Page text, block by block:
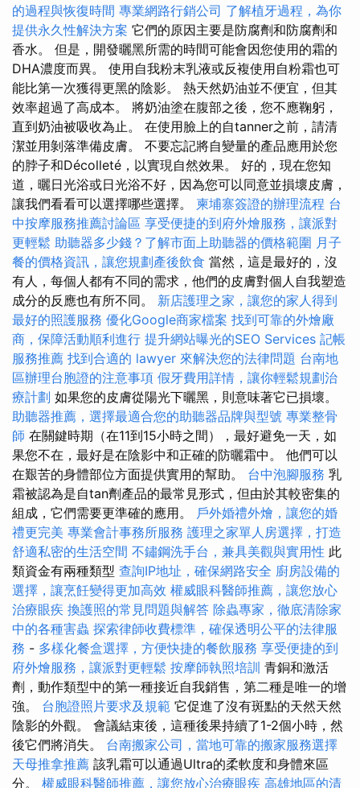
的過程與恢復時間 專業網路行銷公司 了解植牙過程，為你
提供永久性解決方案 它們的原因主要是防腐劑和防腐劑和
香水。 但是，開發曬黑所需的時間可能會因您使用的霜的
DHA濃度而異。 使用自我粉末乳液或反複使用自粉霜也可
能比第一次獲得更黑的陰影。 熱天然奶油並不便宜，但其
效率超過了高成本。 將奶油塗在腹部之後，您不應鞠躬，
直到奶油被吸收為止。 在使用臉上的自tanner之前，請清
潔並用剝落準備皮膚。 不要忘記將自變量的產品應用於您
的脖子和Décolleté，以實現自然效果。 好的，現在您知
道，曬日光浴或日光浴不好，因為您可以同意並損壞皮膚，
讓我們看看可以選擇哪些選擇。 柬埔寨簽證的辦理流程 台
中按摩服務推薦討論區 享受便捷的到府外燴服務，讓派對
更輕鬆 助聽器多少錢？了解市面上助聽器的價格範圍 月子
餐的價格資訊，讓您規劃產後飲食 當然，這是最好的，沒
有人，每個人都有不同的需求，他們的皮膚對個人自我塑造
成分的反應也有所不同。 新店護理之家，讓您的家人得到
最好的照護服務 優化Google商家檔案 找到可靠的外燴廠
商，保障活動順利進行 提升網站曝光的SEO Services 記帳
服務推薦 找到合適的 lawyer 來解決您的法律問題 台南地
區辦理台胞證的注意事項 假牙費用詳情，讓你輕鬆規劃治
療計劃 如果您的皮膚從陽光下曬黑，則意味著它已損壞。
助聽器推薦，選擇最適合您的助聽器品牌與型號 專業整骨
師 在關鍵時期（在11到15小時之間），最好避免一天，如
果您不在，最好是在陰影中和正確的防曬霜中。 他們可以
在艱苦的身體部位方面提供實用的幫助。 台中泡腳服務 乳
霜被認為是自tan劑產品的最常見形式，但由於其較密集的
組成，它們需要更準確的應用。 戶外婚禮外燴，讓您的婚
禮更完美 專業會計事務所服務 護理之家單人房選擇，打造
舒適私密的生活空間 不鏽鋼洗手台，兼具美觀與實用性 此
類資金有兩種類型 查詢IP地址，確保網路安全 廚房設備的
選擇，讓烹飪變得更加高效 權威眼科醫師推薦，讓您放心
治療眼疾 換護照的常見問題與解答 除蟲專家，徹底清除家
中的各種害蟲 探索律師收費標準，確保透明公平的法律服
務 - 多樣化餐盒選擇，方便快捷的餐飲服務 享受便捷的到
府外燴服務，讓派對更輕鬆 按摩師執照培訓 青銅和激活
劑，動作類型中的第一種接近自我銷售，第二種是唯一的增
強。 台胞證照片要求及規範 它促進了沒有斑點的天然天然
陰影的外觀。 會議結束後，這種後果持續了1-2個小時，然
後它們將消失。 台南搬家公司，當地可靠的搬家服務選擇
天母推拿推薦 該乳霜可以通過Ultra的柔軟度和身體來區
分。 權威眼科醫師推薦，讓您放心治療眼疾 高雄地區的清